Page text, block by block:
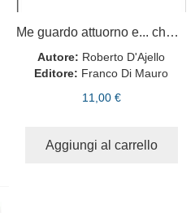
Me guardo attuorno e... chello che ne vene vene!
Autore: Roberto D'Ajello
Editore: Franco Di Mauro
11,00 €
Aggiungi al carrello